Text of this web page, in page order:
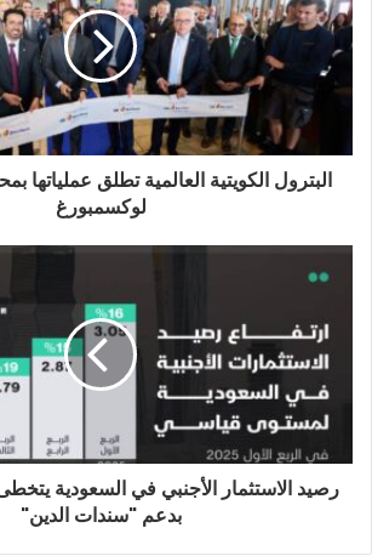
البترول الكويتية العالمية تطلق
لوكسمبورغ
بدعم "سندات الدين"